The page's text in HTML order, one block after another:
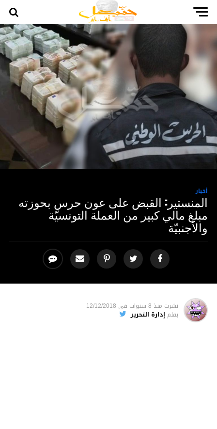
أخبار
المنستير: القبض على عون حرس بحوزته
مبلغ مالي كبير من العملة التونسيّة
والأجنبيّة
نشرت منذ 8 سنوات فى 12/12/2018
بقلم إدارة التحرير